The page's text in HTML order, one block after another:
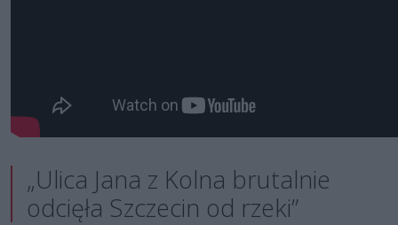
„Ulica Jana z Kolna brutalnie
odcięła Szczecin od rzeki”